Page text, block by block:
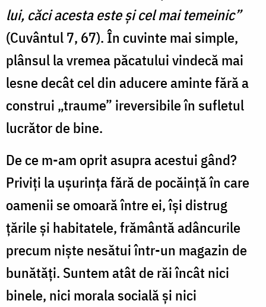
lui, căci acesta este și cel mai temeinic”
(Cuvântul 7, 67). În cuvinte mai simple,
plânsul la vremea păcatului vindecă mai
lesne decât cel din aducere aminte fără a
construi „traume” ireversibile în sufletul
lucrător de bine.
De ce m-am oprit asupra acestui gând?
Priviți la ușurința fără de pocăință în care
oamenii se omoară între ei, își distrug
țările și habitatele, frământă adâncurile
precum niște nesătui într-un magazin de
bunătăți. Suntem atât de răi încât nici
binele, nici morala socială și nici